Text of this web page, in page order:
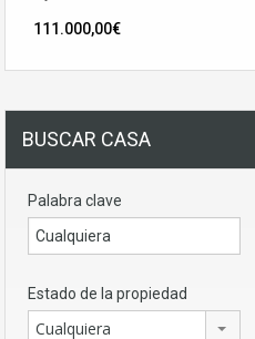
111.000,00€
BUSCAR CASA
Palabra clave
Estado de la propiedad
Cualquiera